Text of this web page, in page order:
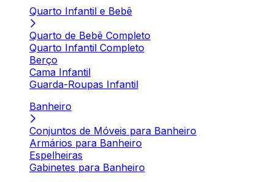
Quarto Infantil e Bebê
Quarto de Bebê Completo
Quarto Infantil Completo
Berço
Cama Infantil
Guarda-Roupas Infantil
Banheiro
Conjuntos de Móveis para Banheiro
Armários para Banheiro
Espelheiras
Gabinetes para Banheiro